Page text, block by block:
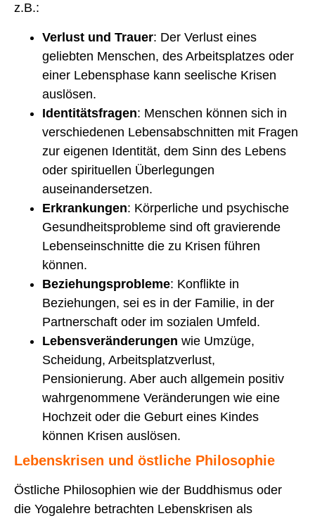
z.B.:
Verlust und Trauer: Der Verlust eines
geliebten Menschen, des Arbeitsplatzes oder
einer Lebensphase kann seelische Krisen
auslösen.
Identitätsfragen: Menschen können sich in
verschiedenen Lebensabschnitten mit Fragen
zur eigenen Identität, dem Sinn des Lebens
oder spirituellen Überlegungen
auseinandersetzen.
Erkrankungen: Körperliche und psychische
Gesundheitsprobleme sind oft gravierende
Lebenseinschnitte die zu Krisen führen
können.
Beziehungsprobleme: Konflikte in
Beziehungen, sei es in der Familie, in der
Partnerschaft oder im sozialen Umfeld.
Lebensveränderungen wie Umzüge,
Scheidung, Arbeitsplatzverlust,
Pensionierung. Aber auch allgemein positiv
wahrgenommene Veränderungen wie eine
Hochzeit oder die Geburt eines Kindes
können Krisen auslösen.
Lebenskrisen und östliche Philosophie
Östliche Philosophien wie der Buddhismus oder
die Yogalehre betrachten Lebenskrisen als